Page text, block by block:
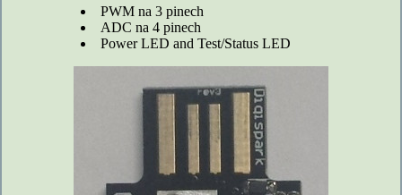
PWM na 3 pinech
ADC na 4 pinech
Power LED and Test/Status LED